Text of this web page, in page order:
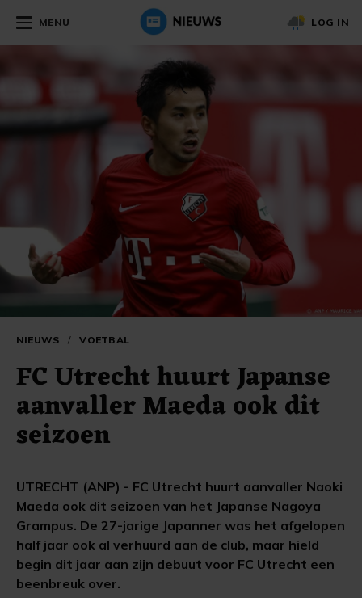
MENU LOG IN
NIEUWS / VOETBAL
FC Utrecht huurt Japanse
aanvaller Maeda ook dit
seizoen
UTRECHT (ANP) - FC Utrecht huurt aanvaller Naoki
Maeda ook dit seizoen van het Japanse Nagoya
Grampus. De 27-jarige Japanner was het afgelopen
half jaar ook al verhuurd aan de club, maar hield
begin dit jaar aan zijn debuut voor FC Utrecht een
beenbreuk over.